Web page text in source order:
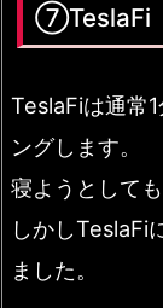
⑦TeslaFi
TeslaFiは通常
ングします。
寝ようとして
しかしTeslaFi
ました。